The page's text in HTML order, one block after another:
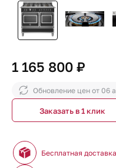
1 165 800 ₽
Обновление цен от 06
Заказать в 1 клик
Бесплатная доставка